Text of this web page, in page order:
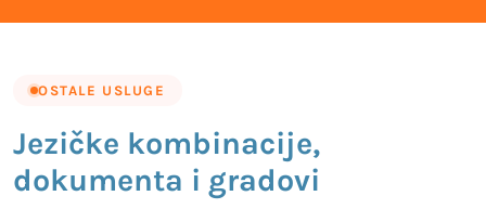
OSTALE USLUGE
Jezičke kombinacije,
dokumenta i gradovi